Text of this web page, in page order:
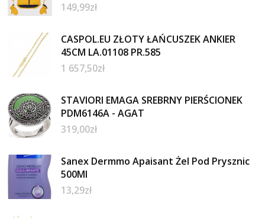
149,99zł
CASPOL.EU ZŁOTY ŁAŃCUSZEK ANKIER
45CM LA.01108 PR.585
1 657,50zł
STAVIORI EMAGA SREBRNY PIERŚCIONEK
PDM6146A - AGAT
319,00zł
Sanex Dermmo Apaisant Żel Pod Prysznic
500Ml
13,29zł